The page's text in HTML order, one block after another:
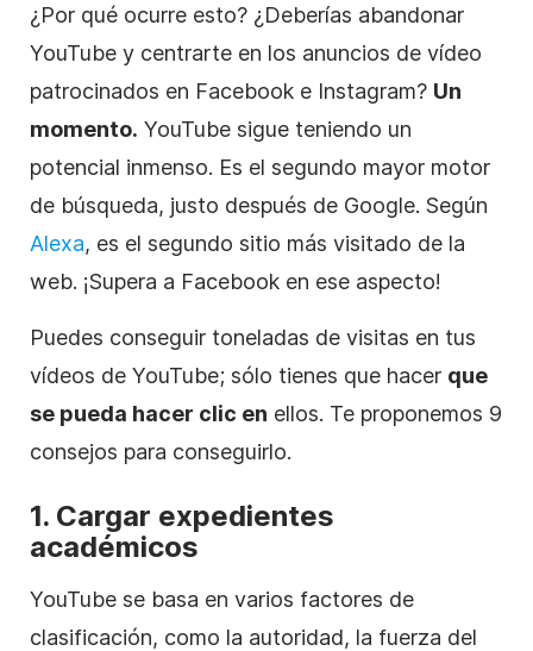
¿Por qué ocurre esto? ¿Deberías abandonar
YouTube y centrarte en los anuncios de vídeo
patrocinados en Facebook e Instagram? Un
momento. YouTube sigue teniendo un
potencial inmenso. Es el segundo mayor motor
de búsqueda, justo después de Google. Según
Alexa, es el segundo sitio más visitado de la
web. ¡Supera a Facebook en ese aspecto!
Puedes conseguir toneladas de visitas en tus
vídeos de YouTube; sólo tienes que hacer que
se pueda hacer clic en ellos. Te proponemos 9
consejos para conseguirlo.
1. Cargar expedientes
académicos
YouTube se basa en varios factores de
clasificación, como la autoridad, la fuerza del